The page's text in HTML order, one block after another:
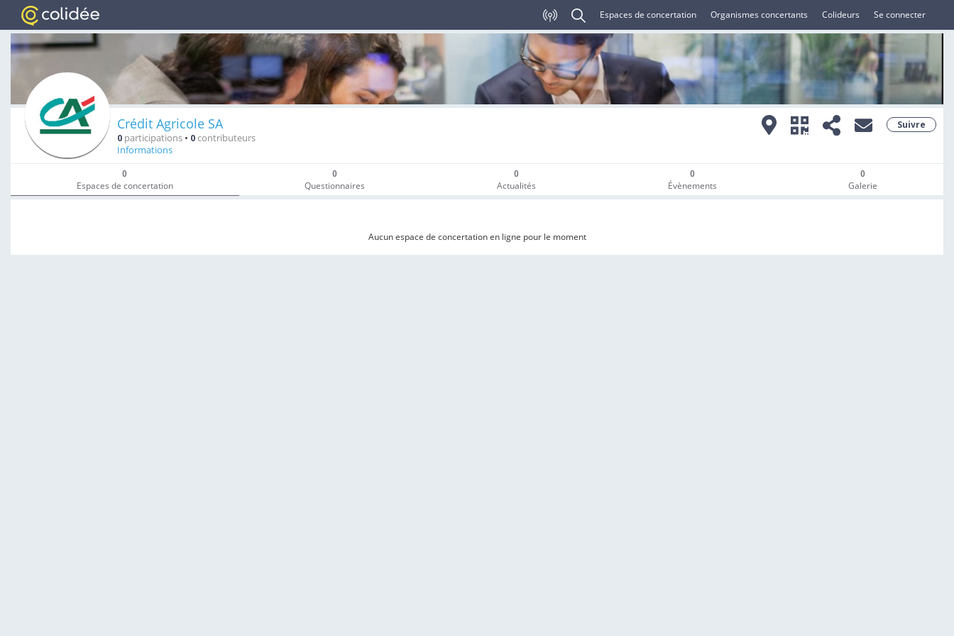
Espaces de concertation Organismes concertants Colideurs Se connecter
Crédit Agricole SA
0 participations • 0contributeurs
Informations
Suivre
0
Espaces de concertation
0
Questionnaires
0
Actualités
0
Évènements
0
Galerie
Aucun espace de concertation en ligne pour le moment